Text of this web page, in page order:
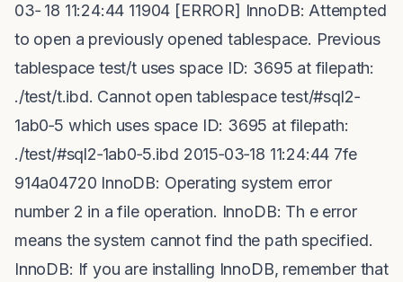
03‐ 18 11:24:44 11904 [ERROR] InnoDB: Attempted
to open a previously opened tablespace. Previous
tablespace test/t uses space ID: 3695 at filepath:
./test/t.ibd. Cannot open tablespace test/#sql2‐
1ab0‐5 which uses space ID: 3695 at filepath:
./test/#sql2‐1ab0‐5.ibd 2015‐03‐18 11:24:44 7fe
914a04720 InnoDB: Operating system error
number 2 in a file operation. InnoDB: Th e error
means the system cannot find the path specified.
InnoDB: If you are installing InnoDB, remember that